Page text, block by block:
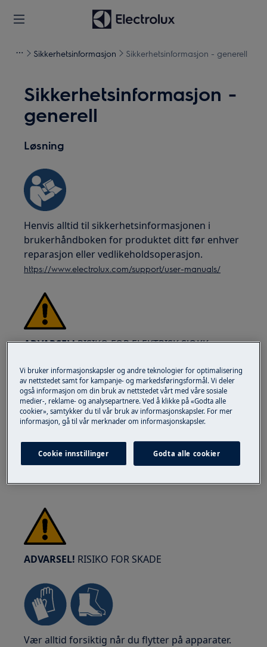
Sikkerhetsinformasjon Sikkerhetsinformasjon - generell
Sikkerhetsinformasjon -
generell
Løsning
Henvis alltid til sikkerhetsinformasjonen i
brukerhåndboken for produktet ditt før enhver
reparasjon eller vedlikeholdsoperasjon.
https://www.electrolux.com/support/user-manuals/
ADVARSEL!RISIKO FOR ELEKTRISK SJOKK
Før enhver reparasjon eller
vedlikeholdsoperasjon, deaktiver apparatet og
koble fra støpselet fra stikkontakten.
ADVARSEL! RISIKO FOR SKADE
Vær alltid forsiktig når du flytter på apparater.
Vi bruker informasjonskapsler og andre teknologier for optimalisering
av nettstedet samt for kampanje- og markedsføringsformål. Vi deler
også informasjon om din bruk av nettstedet vårt med våre sosiale
medier-, reklame- og analysepartnere. Ved å klikke på «Godta alle
cookier», samtykker du til vår bruk av informasjonskapsler. For mer
informasjon, gå til vår merknader om informasjonskapsler.
Cookie innstillinger Godta alle cookier